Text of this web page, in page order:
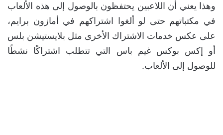
وهذا يعني أن اللاعبين يحتفظون بالوصول إلى هذه الألعاب
في مكتباتهم حتى لو ألغوا اشتراكهم في أمازون برايم،
على عكس خدمات الاشتراك الأخرى مثل بلايستيشن بلس
أو إكس بوكس غيم باس التي تتطلب اشتراكًا نشطًا
للوصول إلى الألعاب.